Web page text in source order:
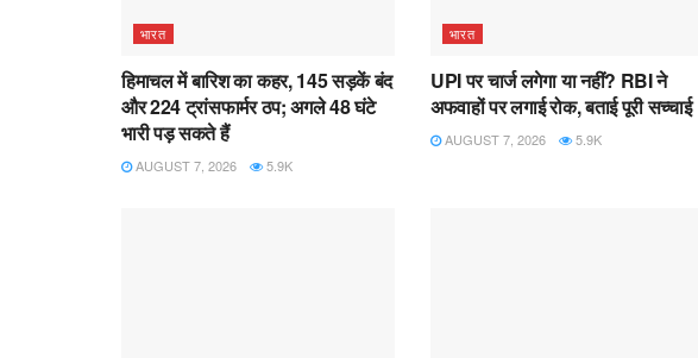
भारत
हिमाचल में बारिश का कहर, 145 सड़कें बंद
और 224 ट्रांसफार्मर ठप; अगले 48 घंटे
भारी पड़ सकते हैं
AUGUST 7, 2026 5.9K
भारत
UPI पर चार्ज लगेगा या नहीं? RBI ने
अफवाहों पर लगाई रोक, बताई पूरी सच्चाई
AUGUST 7, 2026 5.9K